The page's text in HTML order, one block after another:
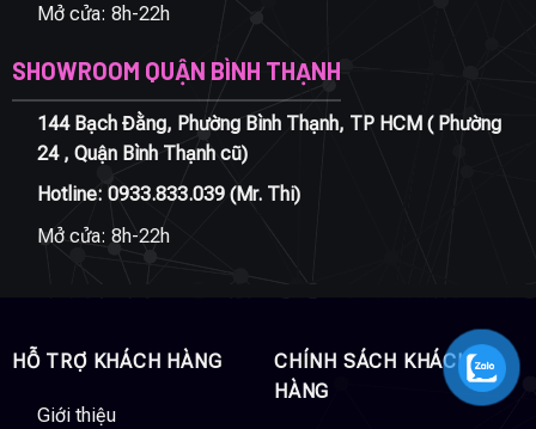
Mở cửa: 8h-22h
SHOWROOM QUẬN BÌNH THẠNH
144 Bạch Đằng, Phường Bình Thạnh, TP HCM ( Phường
24 , Quận Bình Thạnh cũ)
Hotline: 0933.833.039(Mr. Thi)
Mở cửa: 8h-22h
HỖ TRỢ KHÁCH HÀNG
Giới thiệu
CHÍNH SÁCH KHÁCH
HÀNG